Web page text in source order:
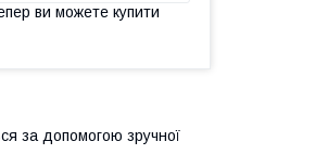
ви можете купити
за допомогою зручної